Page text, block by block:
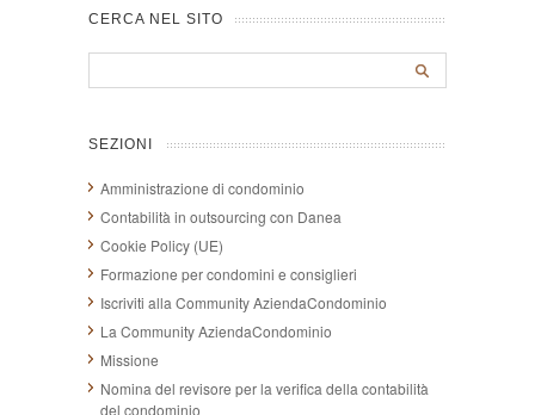
CERCA NEL SITO
SEZIONI
Amministrazione di condominio
Contabilità in outsourcing con Danea
Cookie Policy (UE)
Formazione per condomini e consiglieri
Iscriviti alla Community AziendaCondominio
La Community AziendaCondominio
Missione
Nomina del revisore per la verifica della contabilità
del condominio